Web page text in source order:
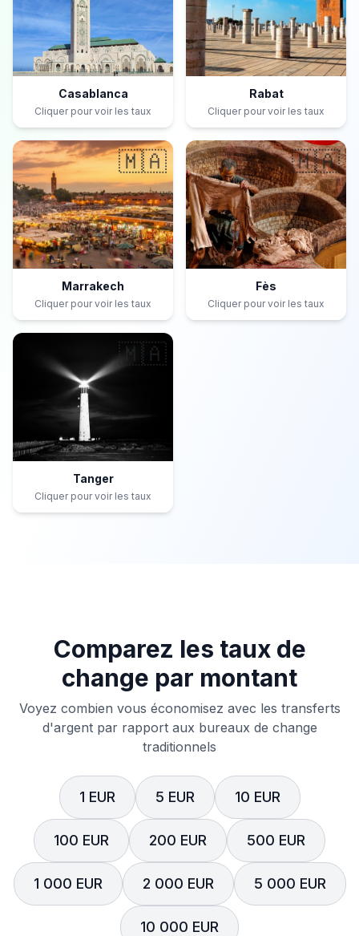
Casablanca
Cliquer pour voir les taux
Rabat
Cliquer pour voir les taux
🇲🇦
Marrakech
Cliquer pour voir les taux
🇲🇦
Fès
Cliquer pour voir les taux
🇲🇦
Tanger
Cliquer pour voir les taux
Comparez les taux de
change par montant
Voyez combien vous économisez avec les transferts
d'argent par rapport aux bureaux de change
traditionnels
1 EUR 5 EUR 10 EUR
100 EUR 200 EUR 500 EUR
1 000 EUR 2 000 EUR 5 000 EUR
10 000 EUR